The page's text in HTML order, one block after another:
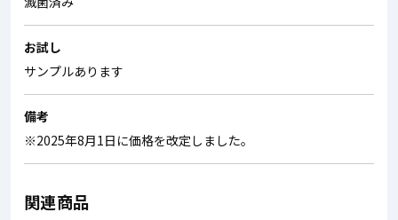
お試し
サンプルあります
備考
※2025年8月1日に価格を改定しました。
関連商品